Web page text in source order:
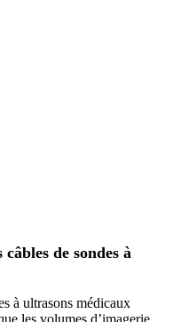
de sondes à
à ultrasons médicaux